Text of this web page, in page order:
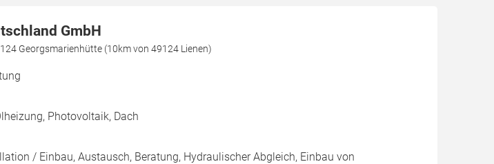
GmbH
Georgsmarienhütte (10km von 49124 Lienen)
Photovoltaik, Dach
/ Einbau, Austausch, Beratung, Hydraulischer Abgleich, Einbau von